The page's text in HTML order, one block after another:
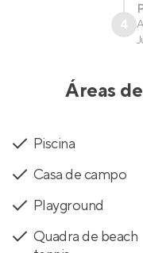
4
Áreas
Piscina
Casa de campo
Playground
Quadra de beach